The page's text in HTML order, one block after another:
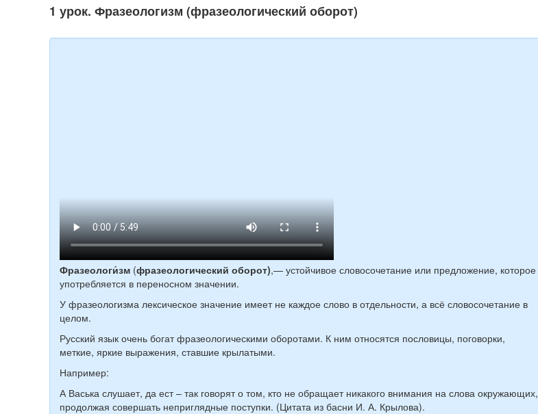
1 урок. Фразеологизм (фразеологический оборот)
Фразеологи́зм (фразеологический оборот),— устойчивое словосочетание или предложение, которое
употребляется в переносном значении.
У фразеологизма лексическое значение имеет не каждое слово в отдельности, а всё словосочетание в
целом.
Русский язык очень богат фразеологическими оборотами. К ним относятся пословицы, поговорки,
меткие, яркие выражения, ставшие крылатыми.
Например:
А Васька слушает, да ест – так говорят о том, кто не обращает никакого внимания на слова окружающих,
продолжая совершать неприглядные поступки. (Цитата из басни И. А. Крылова).